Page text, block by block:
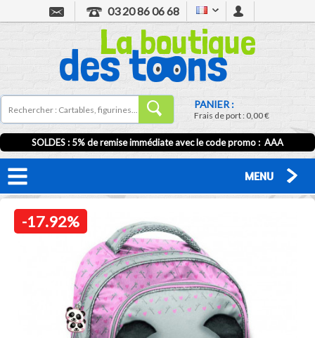
03 20 86 06 68
PANIER :
Frais de port :0,00 €
SOLDES : 5% de remise immédiate avec le code promo : AAA
MENU
-17.92%